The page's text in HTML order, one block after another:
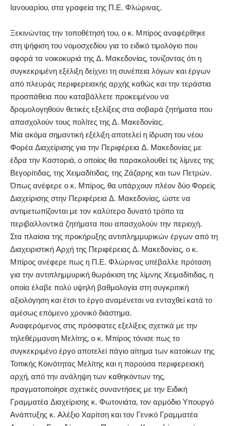
Ιανουαρίου, στα γραφεία της Π.Ε. Φλώρινας.
Ξεκινώντας την τοποθέτησή του, ο κ. Μπίρος αναφέρθηκε
στη ψήφιση του νομοσχεδίου για το ειδικό τιμολόγιο που
αφορά τα νοικοκυριά της Δ. Μακεδονίας, τονίζοντας ότι η
συγκεκριμένη εξέλιξη δείχνει τη συνέπεια λόγων και έργων
από πλευράς περιφερειακής αρχής καθώς και την τεράστια
προσπάθεια που καταβάλλετε προκειμένου να
δρομολογηθούν θετικές εξελίξεις στα σοβαρά ζητήματα που
απασχολούν τους πολίτες της Δ. Μακεδονίας.
Μία ακόμα σημαντική εξέλιξη αποτελεί η ίδρυση του νέου
Φορέα Διαχείρισης για την Περιφέρεια Δ. Μακεδονίας με
έδρα την Καστοριά, ο οποίος θα παρακολουθεί τις λίμνες της
Βεγορίτιδας, της Χειμαδίτιδας, της Ζάζαρης και των Πετρών.
Όπως ανέφερε ο κ. Μπίρος, θα υπάρχουν πλέον δύο Φορείς
Διαχείρισης στην Περιφέρεια Δ. Μακεδονίας, ώστε να
αντιμετωπίζονται με τον καλύτερο δυνατό τρόπο τα
περιβαλλοντικά ζητήματα που απασχολούν την περιοχή.
Στα πλαίσια της προκήρυξης αντιπλημμυρικών έργων από τη
Διαχειριστική Αρχή της Περιφέρειας Δ. Μακεδονίας, ο κ.
Μπίρος ανέφερε πως η Π.Ε. Φλώρινας υπέβαλλε πρόταση
για την αντιπλημμυρική θωράκιση της λίμνης Χειμαδίτιδας, η
οποία έλαβε πολύ υψηλή βαθμολογία στη συγκριτική
αξιολόγηση και έτσι το έργο αναμένεται να ενταχθεί κατά το
αμέσως επόμενο χρονικό διάστημα.
Αναφερόμενος στις πρόσφατες εξελίξεις σχετικά με την
τηλεθέρμανση Μελίτης, ο κ. Μπίρος τόνισε πως το
συγκεκριμένο έργο αποτελεί πάγιο αίτημα των κατοίκων της
Τοπικής Κοινότητας Μελίτης και η παρούσα περιφερειακή
αρχή, από την ανάληψη των καθηκόντων της,
πραγματοποίησε σχετικές συναντήσεις με την Ειδική
Γραμματέα Διαχείρισης κ. Φωτονιάτα, τον αρμόδιο Υπουργό
Ανάπτυξης κ. Αλέξιο Χαρίτση και τον Γενικό Γραμματέα